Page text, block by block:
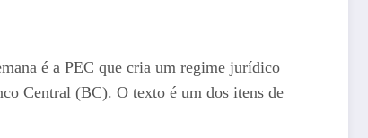
é a PEC que cria um regime jurídico
Central (BC). O texto é um dos itens de